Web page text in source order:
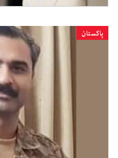
پاکستان